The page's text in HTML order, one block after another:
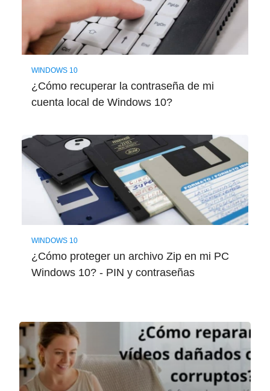
WINDOWS 10
¿Cómo recuperar la contraseña de mi
cuenta local de Windows 10?
WINDOWS 10
¿Cómo proteger un archivo Zip en mi PC
Windows 10? - PIN y contraseñas